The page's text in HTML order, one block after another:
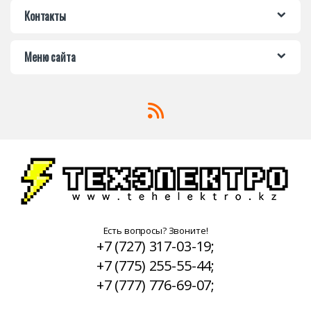
Контакты
Меню сайта
Есть вопросы? Звоните!
+7 (727) 317-03-19;
+7 (775) 255-55-44;
+7 (777) 776-69-07;